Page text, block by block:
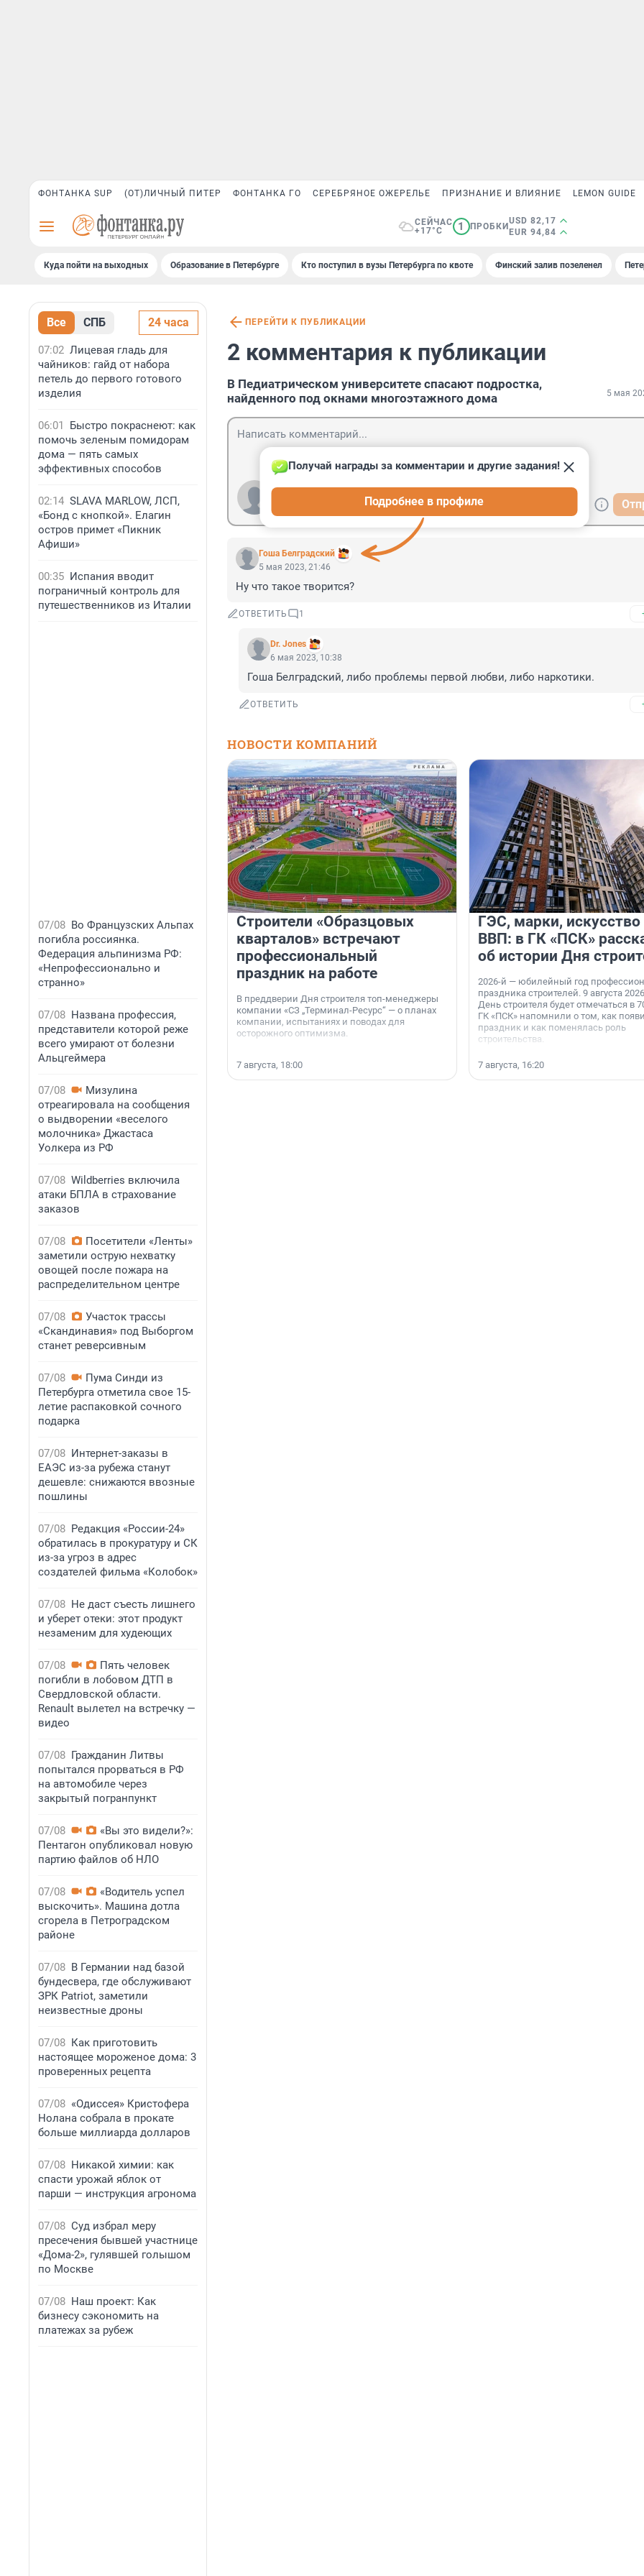
ФОНТАНКА SUP (ОТ)ЛИЧНЫЙ ПИТЕР ФОНТАНКА ГО СЕРЕБРЯНОЕ ОЖЕРЕЛЬЕ ПРИЗНАНИЕ И ВЛИЯНИЕ LEMON GUIDE
СЕЙЧАС
+17°C
1 ПРОБКИ
USD 82,17
EUR 94,84
Куда пойти на выходных Образование в Петербурге Кто поступил в вузы Петербурга по квоте Финский залив позеленел
Все СПБ 24 часа
07:02 Лицевая гладь для
чайников: гайд от набора
петель до первого готового
изделия
06:01
Быстро покраснеют: как
помочь зеленым помидорам
дома — пять самых
эффективных способов
02:14 SLAVA MARLOW, ЛСП,
«Бонд с кнопкой». Елагин
остров примет «Пикник
Афиши»
00:35 Испания вводит
пограничный контроль для
путешественников из Италии
07/08 Во Французских Альпах
погибла россиянка.
Федерация альпинизма РФ:
«Непрофессионально и
странно»
07/08 Названа профессия,
представители которой реже
всего умирают от болезни
Альцгеймера
07/08
Мизулина
отреагировала на сообщения
о выдворении «веселого
молочника» Джастаса
Уолкера из РФ
07/08 Wildberries включила
атаки БПЛА в страхование
заказов
07/08
Посетители «Ленты»
заметили острую нехватку
овощей после пожара на
распределительном центре
07/08
Участок трассы
«Скандинавия» под Выборгом
станет реверсивным
07/08
Пума Синди из
Петербурга отметила свое 15-
летие распаковкой сочного
подарка
07/08 Интернет-заказы в
ЕАЭС из-за рубежа станут
дешевле: снижаются ввозные
пошлины
07/08 Редакция «России-24»
обратилась в прокуратуру и СК
из-за угроз в адрес
создателей фильма «Колобок»
07/08 Не даст съесть лишнего
и уберет отеки: этот продукт
незаменим для худеющих
07/08
Пять человек
погибли в лобовом ДТП в
Свердловской области.
Renault вылетел на встречку —
видео
07/08 Гражданин Литвы
попытался прорваться в РФ
на автомобиле через
закрытый погранпункт
07/08
«Вы это видели?»:
Пентагон опубликовал новую
партию файлов об НЛО
07/08
«Водитель успел
выскочить». Машина дотла
сгорела в Петроградском
районе
07/08 В Германии над базой
бундесвера, где обслуживают
ЗРК Patriot, заметили
неизвестные дроны
07/08 Как приготовить
настоящее мороженое дома: 3
проверенных рецепта
07/08 «Одиссея» Кристофера
Нолана собрала в прокате
больше миллиарда долларов
07/08 Никакой химии: как
спасти урожай яблок от
парши — инструкция агронома
07/08 Суд избрал меру
пресечения бывшей участнице
«Дома-2», гулявшей голышом
по Москве
07/08 Наш проект: Как
бизнесу сэкономить на
платежах за рубеж
ПЕРЕЙТИ К ПУБЛИКАЦИИ
2 комментария к публикации
В Педиатрическом университете спасают подростка,
найденного под окнами многоэтажного дома
5 мая
Гость
Гоша Белградский
Получай награды за комментарии и другие задания!
Подробнее в профиле
5 мая 2023, 21:46
Ну что такое творится?
ОТВЕТИТЬ 1
Dr. Jones
6 мая 2023, 10:38
Гоша Белградский, либо проблемы первой любви, либо наркотики.
ОТВЕТИТЬ
НОВОСТИ КОМПАНИЙ
Строители «Образцовых
кварталов» встречают
профессиональный
праздник на работе
В преддверии Дня строителя топ-менеджеры
компании «СЗ „Терминал-Ресурс“ — о планах
компании, испытаниях и поводах для
осторожного оптимизма.
7 августа, 18:00
ГЭС, марки, искусство
ВВП: в ГК «ПСК»
об истории Дня
2026-й — юбилейный год
праздника строителей. 9 августа
День строителя будет отмечаться в
ГК «ПСК» напомнили о том, как
праздник и как поменялась роль
строительства.
7 августа, 16:20